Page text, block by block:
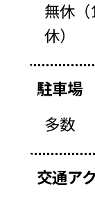
無休
休）
駐車場
多数
交通ア